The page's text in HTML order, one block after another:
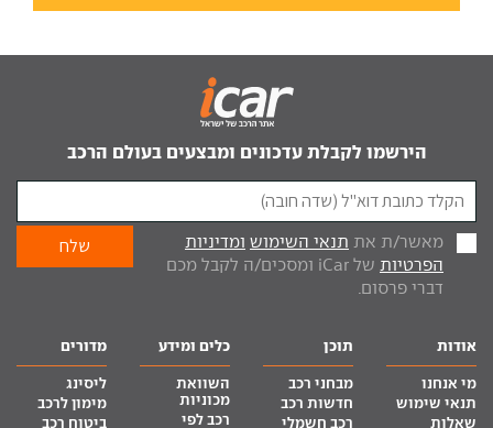
הירשמו לקבלת עדכונים ומבצעים בעולם הרכב
מאשר/ת את תנאי השימוש ומדיניות
הפרטיות
של iCar ומסכים/ה לקבל מכם
דברי פרסום.
אודות
מי אנחנו
תנאי שימוש
שאלות
תוכן
מבחני רכב
חדשות רכב
רכב חשמלי
כלים ומידע
השוואת
מכוניות
רכב לפי
מדורים
ליסינג
מימון לרכב
ביטוח רכב